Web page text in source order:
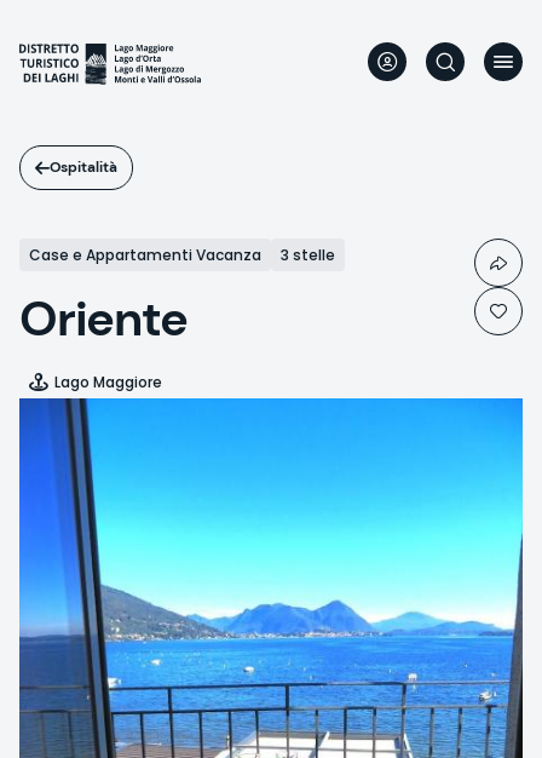
contenuto
principale
Ospitalità
Case e Appartamenti Vacanza 3 stelle
Oriente
Lago Maggiore